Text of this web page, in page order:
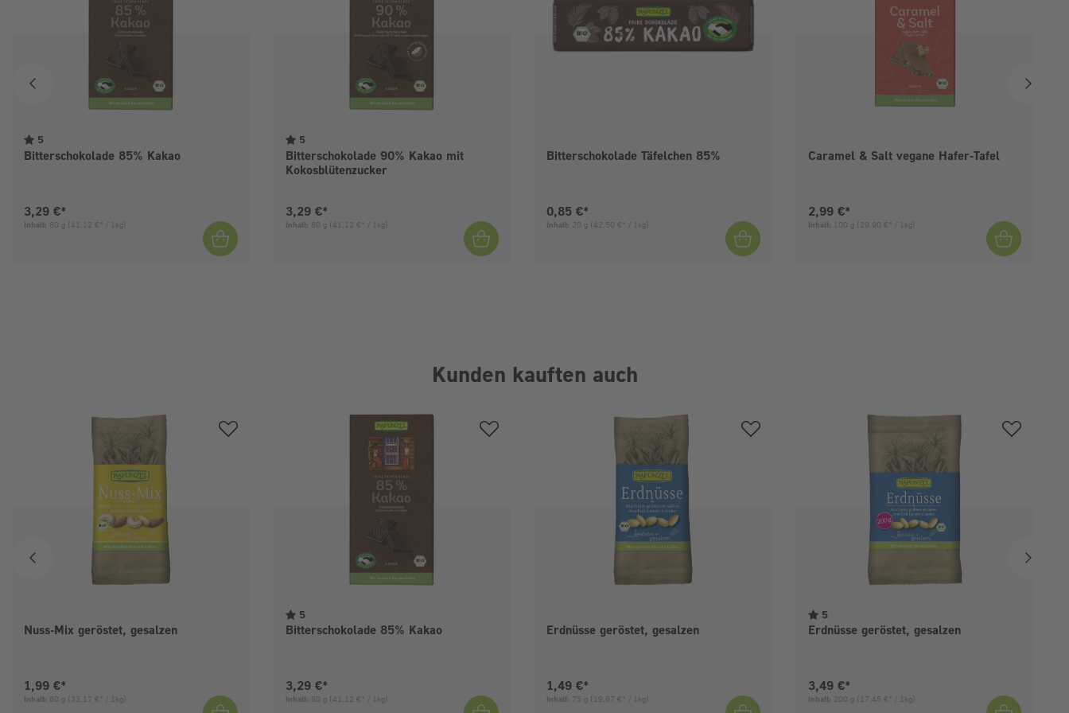
5
Bitterschokolade 85% Kakao
Aktueller Preis:
3,29 €*
Inhalt: 80 g (41,12 €* / 1kg)
5
Bitterschokolade 90% Kakao mit
Kokosblütenzucker
Aktueller Preis:
3,29 €*
Inhalt: 80 g (41,12 €* / 1kg)
Bitterschokolade Täfelchen 85%
Aktueller Preis:
0,85 €*
Inhalt: 20 g (42,50 €* / 1kg)
Caramel & Salt vegane Hafer-Tafel
Aktueller Preis:
2,99 €*
Inhalt: 100 g (29,90 €* / 1kg)
Kunden kauften auch
Nuss-Mix geröstet, gesalzen
Aktueller Preis:
1,99 €*
Inhalt: 60 g (33,17 €* / 1kg)
5
Bitterschokolade 85% Kakao
Aktueller Preis:
3,29 €*
Inhalt: 80 g (41,12 €* / 1kg)
Erdnüsse geröstet, gesalzen
Aktueller Preis:
1,49 €*
Inhalt: 75 g (19,87 €* / 1kg)
5
Erdnüsse geröstet, gesalzen
Aktueller Preis:
3,49 €*
Inhalt: 200 g (17,45 €* / 1kg)